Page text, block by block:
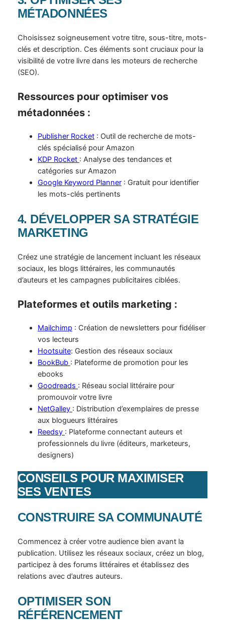
MÉTADONNÉES
Choisissez soigneusement votre titre, sous-titre, mots-
clés et description. Ces éléments sont cruciaux pour la
visibilité de votre livre dans les moteurs de recherche
(SEO).
Ressources pour optimiser vos
métadonnées :
Publisher Rocket: Outil de recherche de mots-
clés spécialisé pour Amazon
KDP Rocket : Analyse des tendances et
catégories sur Amazon
Google Keyword Planner: Gratuit pour identifier
les mots-clés pertinents
4. DÉVELOPPER SA STRATÉGIE
MARKETING
Créez une stratégie de lancement incluant les réseaux
sociaux, les blogs littéraires, les communautés
d’auteurs et les campagnes publicitaires ciblées.
Plateformes et outils marketing :
Mailchimp : Création de newsletters pour fidéliser
vos lecteurs
Hootsuite: Gestion des réseaux sociaux
BookBub : Plateforme de promotion pour les
ebooks
Goodreads : Réseau social littéraire pour
promouvoir votre livre
NetGalley : Distribution d’exemplaires de presse
aux blogueurs littéraires
Reedsy : Plateforme connectant auteurs et
professionnels du livre (éditeurs, marketeurs,
designers)
CONSEILS POUR MAXIMISER
SES VENTES
CONSTRUIRE SA COMMUNAUTÉ
Commencez à créer votre audience bien avant la
publication. Utilisez les réseaux sociaux, créez un blog,
participez à des forums littéraires et établissez des
relations avec d’autres auteurs.
OPTIMISER SON
RÉFÉRENCEMENT